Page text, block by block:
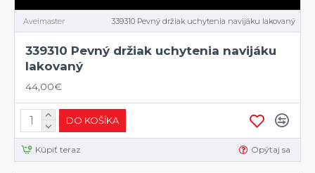
Aveimaster 339310 Pevný držiak uchytenia navijáku lakovaný
339310 Pevný držiak uchytenia navijáku
lakovaný
44,00€
DO KOŠÍKA
Kúpiť teraz Opýtaj sa